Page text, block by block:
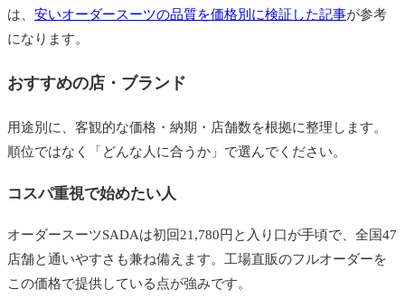
は、 安いオーダースーツの品質を価格別に検証した記事が参考
になります。
おすすめの店・ブランド
用途別に、客観的な価格・納期・店舗数を根拠に整理します。
順位ではなく「どんな人に合うか」で選んでください。
コスパ重視で始めたい人
オーダースーツSADAは初回21,780円と入り口が手頃で、全国47
店舗と通いやすさも兼ね備えます。工場直販のフルオーダーを
この価格で提供している点が強みです。